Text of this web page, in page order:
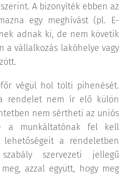
A bizonyíték ebben az
egy meghívást (pl. E-
adnak ki, de nem követik
a vállalkozás lakóhelye vagy
végül hol tölti pihenését.
rendelet nem ír elő külön
nem sértheti az uniós
a munkáltatónak fel kell
a rendeletben
szervezeti jellegű
azzal együtt, hogy meg